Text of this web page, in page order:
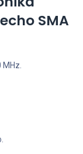
SMA